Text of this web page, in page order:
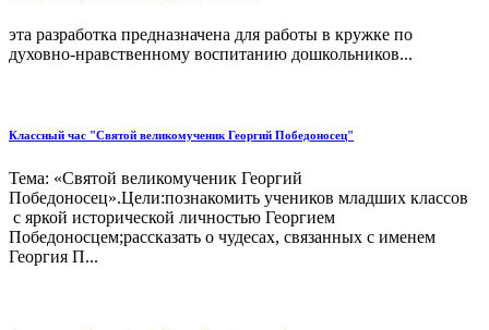
эта разработка предназначена для работы в кружке по
духовно-нравственному воспитанию дошкольников...
Классный час "Святой великомученик Георгий Победоносец"
Тема: «Святой великомученик Георгий
Победоносец».Цели:познакомить учеников младших классов
с яркой исторической личностью Георгием
Победоносцем;рассказать о чудесах, связанных с именем
Георгия П...